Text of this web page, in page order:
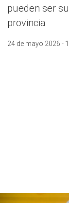
pueden ser
provincia
24 de mayo 2026 -